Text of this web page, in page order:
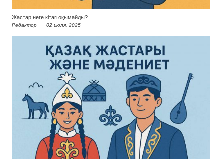
Жастар неге кітап оқымайды?
Редактор 02 июля, 2025